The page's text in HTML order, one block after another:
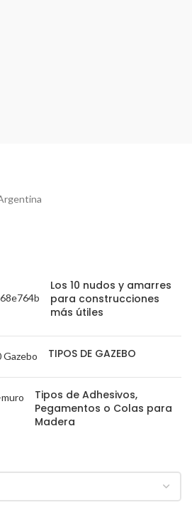
Los 10 nudos y amarres
para construcciones
más útiles
TIPOS DE GAZEBO
Tipos de Adhesivos,
Pegamentos o Colas para
Madera